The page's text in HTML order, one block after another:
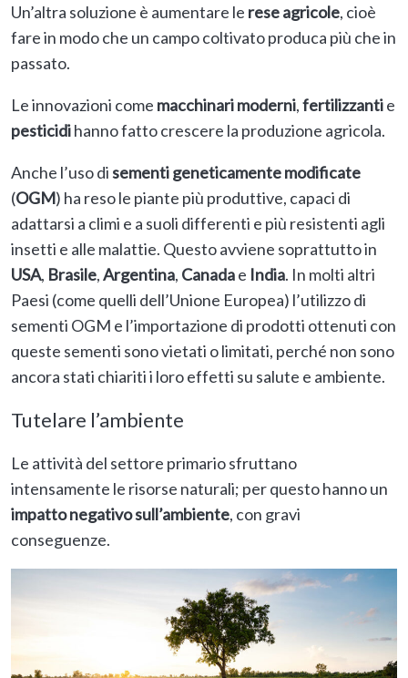
Un’altra soluzione è aumentare le rese agricole, cioè
fare in modo che un campo coltivato produca più che in
passato.
Le innovazioni come macchinari moderni,fertilizzantie
pesticidihanno fatto crescere la produzione agricola.
Anche l’uso disementi geneticamente modificate
(OGM) ha reso le piante più produttive, capaci di
adattarsi a climi e a suoli differenti e più resistenti agli
insetti e alle malattie. Questo avviene soprattutto in
USA, Brasile,Argentina, Canadae India. In molti altri
Paesi (come quelli dell’Unione Europea) l’utilizzo di
sementi OGM e l’importazione di prodotti ottenuti con
queste sementi sono vietati o limitati, perché non sono
ancora stati chiariti i loro effetti su salute e ambiente.
Tutelare l’ambiente
Le attività del settore primario sfruttano
intensamente le risorse naturali; per questo hanno un
impatto negativo sull’ambiente, con gravi
conseguenze.